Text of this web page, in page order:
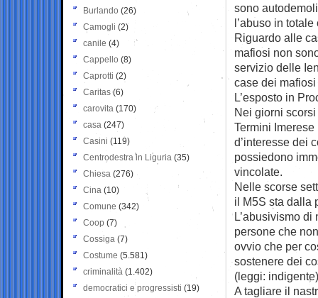
sono
l’abuso in totale
Riguardo alle
mafiosi non
servizio delle
case dei
L’esposto in
Nei giorni
Termini
d’interesse dei
possiedono
vincolate.
Nelle scorse
il M5S sta dalla
L’abusivismo
persone che
ovvio che per
sostenere dei
(leggi:
A tagliare il
Burlando (26)
Camogli (2)
canile (4)
Cappello (8)
Caprotti (2)
Caritas (6)
carovita (170)
casa (247)
Casini (119)
Centrodestra in Liguria (35)
Chiesa (276)
Cina (10)
Comune (342)
Coop (7)
Cossiga (7)
Costume (5.581)
criminalità (1.402)
democratici e progressisti (19)